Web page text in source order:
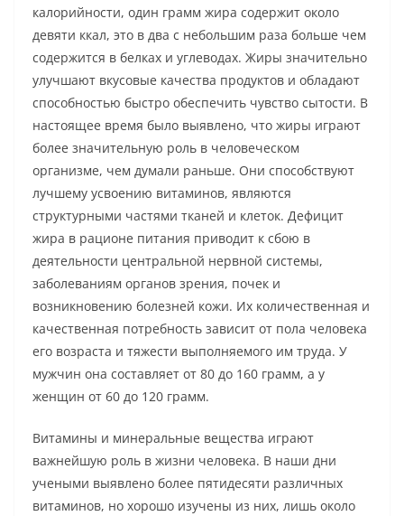
калорийности, один грамм жира содержит около
девяти ккал, это в два с небольшим раза больше чем
содержится в белках и углеводах. Жиры значительно
улучшают вкусовые качества продуктов и обладают
способностью быстро обеспечить чувство сытости. В
настоящее время было выявлено, что жиры играют
более значительную роль в человеческом
организме, чем думали раньше. Они способствуют
лучшему усвоению витаминов, являются
структурными частями тканей и клеток. Дефицит
жира в рационе питания приводит к сбою в
деятельности центральной нервной системы,
заболеваниям органов зрения, почек и
возникновению болезней кожи. Их количественная и
качественная потребность зависит от пола человека
его возраста и тяжести выполняемого им труда. У
мужчин она составляет от 80 до 160 грамм, а у
женщин от 60 до 120 грамм.
Витамины и минеральные вещества играют
важнейшую роль в жизни человека. В наши дни
учеными выявлено более пятидесяти различных
витаминов, но хорошо изучены из них, лишь около